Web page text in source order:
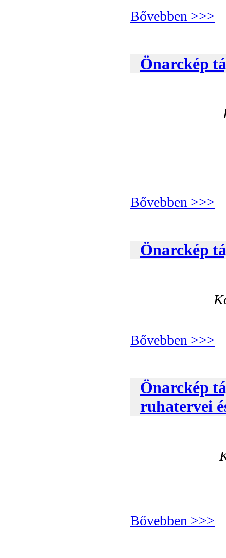
Bővebben >>>
Önarckép
Bővebben >>>
Önarckép
Bővebben >>>
Önarckép
ruhatervei
Bővebben >>>